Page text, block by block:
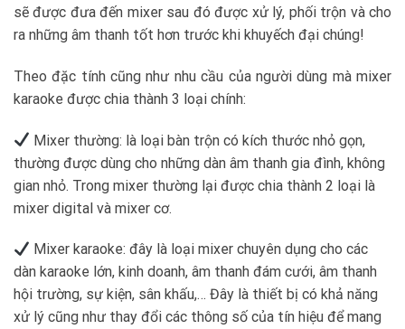
sẽ được đưa đến mixer sau đó được xử lý, phối trộn và cho
ra những âm thanh tốt hơn trước khi khuyếch đại chúng!
Theo đặc tính cũng như nhu cầu của người dùng mà mixer
karaoke được chia thành 3 loại chính:
Mixer thường: là loại bàn trộn có kích thước nhỏ gọn,
thường được dùng cho những dàn âm thanh gia đình, không
gian nhỏ. Trong mixer thường lại được chia thành 2 loại là
mixer digital và mixer cơ.
Mixer karaoke: đây là loại mixer chuyên dụng cho các
dàn karaoke lớn, kinh doanh, âm thanh đám cưới, âm thanh
hội trường, sự kiện, sân khấu,… Đây là thiết bị có khả năng
xử lý cũng như thay đổi các thông số của tín hiệu để mang